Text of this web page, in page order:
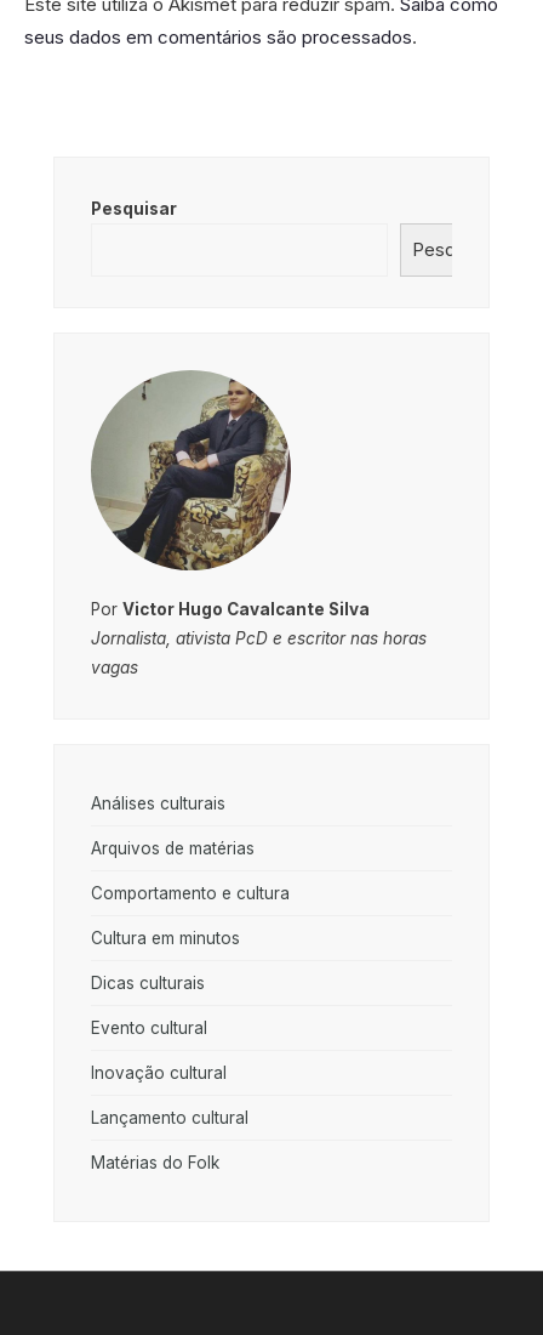
seus dados em comentários são processados.
Pesquisar
Pesquisar
Por Victor Hugo Cavalcante Silva
Jornalista, ativista PcD e escritor nas horas
vagas
Análises culturais
Arquivos de matérias
Comportamento e cultura
Cultura em minutos
Dicas culturais
Evento cultural
Inovação cultural
Lançamento cultural
Matérias do Folk